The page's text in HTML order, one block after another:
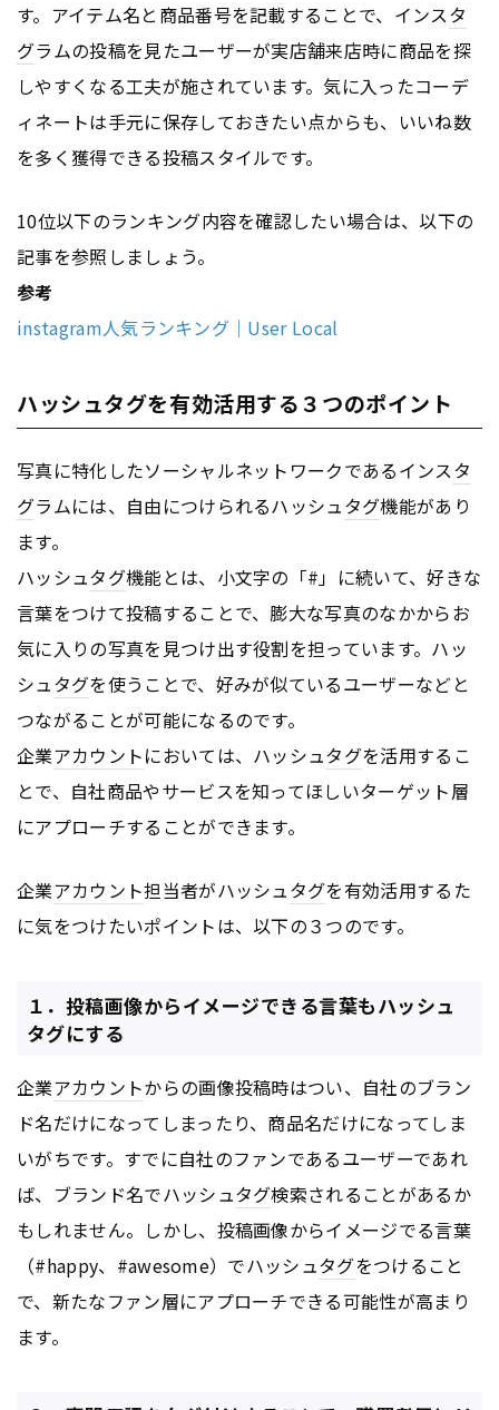
す。アイテム名と商品番号を記載することで、インスタ
グラムの投稿を見たユーザーが実店舗来店時に商品を探
しやすくなる工夫が施されています。気に入ったコーデ
ィネートは手元に保存しておきたい点からも、いいね数
を多く獲得できる投稿スタイルです。
10位以下のランキング内容を確認したい場合は、以下の
記事を参照しましょう。
参考
instagram人気ランキング｜User Local
ハッシュタグを有効活用する３つのポイント
写真に特化したソーシャルネットワークであるインスタ
グラムには、自由につけられるハッシュタグ機能があり
ます。
ハッシュタグ機能とは、小文字の「#」に続いて、好きな
言葉をつけて投稿することで、膨大な写真のなかからお
気に入りの写真を見つけ出す役割を担っています。ハッ
シュタグを使うことで、好みが似ているユーザーなどと
つながることが可能になるのです。
企業アカウントにおいては、ハッシュタグを活用するこ
とで、自社商品やサービスを知ってほしいターゲット層
にアプローチすることができます。
企業アカウント担当者がハッシュタグを有効活用するた
に気をつけたいポイントは、以下の３つのです。
１．投稿画像からイメージできる言葉もハッシュ
タグにする
企業アカウントからの画像投稿時はつい、自社のブラン
ド名だけになってしまったり、商品名だけになってしま
いがちです。すでに自社のファンであるユーザーであれ
ば、ブランド名でハッシュタグ検索されることがあるか
もしれません。しかし、投稿画像からイメージでる言葉
（#happy、#awesome）でハッシュタグをつけること
で、新たなファン層にアプローチできる可能性が高まり
ます。